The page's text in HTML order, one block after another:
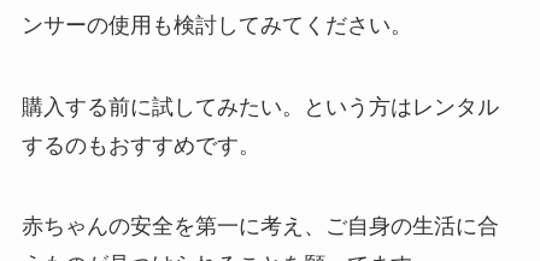
ンサーの使用も検討してみてください。
購入する前に試してみたい。という方はレンタル
するのもおすすめです。
赤ちゃんの安全を第一に考え、ご自身の生活に合